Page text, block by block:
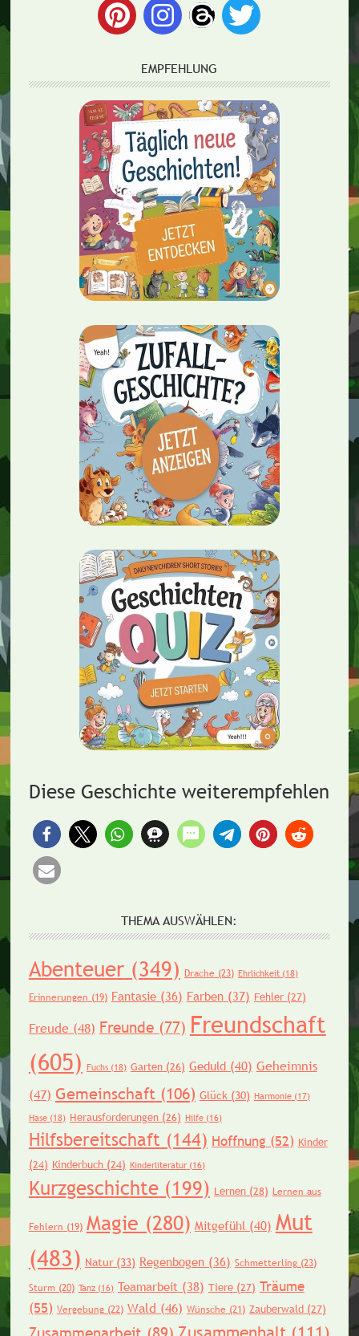
EMPFEHLUNG
Diese Geschichte weiterempfehlen
THEMA AUSWÄHLEN:
Abenteuer(349) Drache (23) Ehrlichkeit(18)
Erinnerungen (19) Fantasie(36) Farben(37) Fehler(27)
Freude(48) Freunde(77) Freundschaft
(605) Fuchs(18) Garten(26) Geduld(40) Geheimnis
(47) Gemeinschaft(106) Glück(30) Harmonie(17)
Hase(18) Herausforderungen(26) Hilfe(16)
Hilfsbereitschaft (144) Hoffnung (52) Kinder
(24) Kinderbuch(24) Kinderliteratur(16)
Kurzgeschichte(199) Lernen(28) Lernen aus
Fehlern (19) Magie (280) Mitgefühl(40) Mut
(483) Natur(33) Regenbogen(36) Schmetterling(23)
Sturm(20) Tanz(16) Teamarbeit(38) Tiere(27) Träume
(55) Vergebung(22) Wald (46) Wünsche (21) Zauberwald(27)